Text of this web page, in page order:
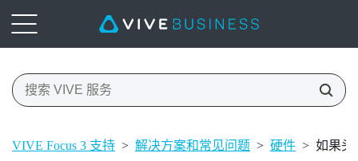
VIVE Focus 3 支持 > 解决方案和常见问题 > 硬件 > 如果头